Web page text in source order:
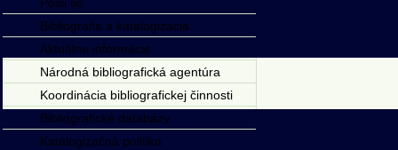
Bibliografia a katalogizácia
Aktuálne informácie
Národná bibliografická agentúra
Koordinácia bibliografickej činnosti
Bibliografické databázy
Katalogizačná politika